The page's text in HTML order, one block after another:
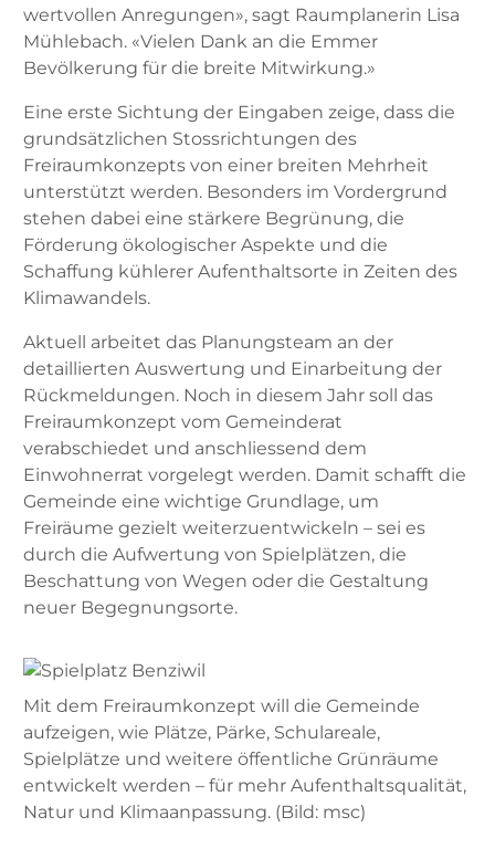
wertvollen Anregungen», sagt Raumplanerin Lisa
Mühlebach. «Vielen Dank an die Emmer
Bevölkerung für die breite Mitwirkung.»
Eine erste Sichtung der Eingaben zeige, dass die
grundsätzlichen Stossrichtungen des
Freiraumkonzepts von einer breiten Mehrheit
unterstützt werden. Besonders im Vordergrund
stehen dabei eine stärkere Begrünung, die
Förderung ökologischer Aspekte und die
Schaffung kühlerer Aufenthaltsorte in Zeiten des
Klimawandels.
Aktuell arbeitet das Planungsteam an der
detaillierten Auswertung und Einarbeitung der
Rückmeldungen. Noch in diesem Jahr soll das
Freiraumkonzept vom Gemeinderat
verabschiedet und anschliessend dem
Einwohnerrat vorgelegt werden. Damit schafft die
Gemeinde eine wichtige Grundlage, um
Freiräume gezielt weiterzuentwickeln – sei es
durch die Aufwertung von Spielplätzen, die
Beschattung von Wegen oder die Gestaltung
neuer Begegnungsorte.
Mit dem Freiraumkonzept will die Gemeinde
aufzeigen, wie Plätze, Pärke, Schulareale,
Spielplätze und weitere öffentliche Grünräume
entwickelt werden – für mehr Aufenthaltsqualität,
Natur und Klimaanpassung. (Bild: msc)